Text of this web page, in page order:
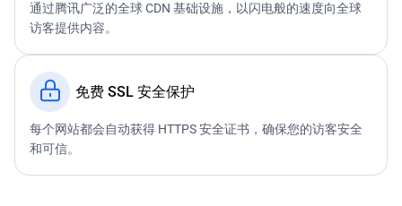
通过腾讯广泛的全球 CDN 基础设施，以闪电般的速度向全球
访客提供内容。
免费 SSL 安全保护
每个网站都会自动获得 HTTPS 安全证书，确保您的访客安全
和可信。